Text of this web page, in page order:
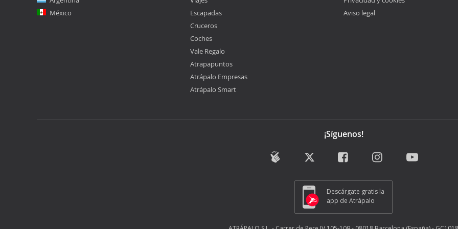
México
Escapadas
Cruceros
Coches
Vale Regalo
Atrapapuntos
Atrápalo Empresas
Atrápalo Smart
Aviso legal
¡Síguenos!
Descárgate gratis la
app de Atrápalo